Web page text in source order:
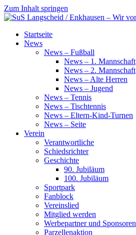
Zum Inhalt springen
SuS
Langscheid
Startseite
News
News – Fußball
News – 1. Mannschaft
News – 2. Mannschaft
News – Alte Herren
News – Jugend
News – Tennis
News – Tischtennis
News – Eltern-Kind-Turnen
News – Seite
Verein
Verantwortliche
Schiedsrichter
Geschichte
90. Jubiläum
100. Jubiläum
Sportpark
Fanblock
Vereinslied
Mitglied werden
Werbepartner und Sponsoren
Parzellenaktion